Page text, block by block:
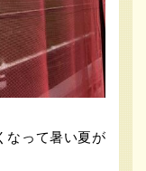
なって暑い夏が